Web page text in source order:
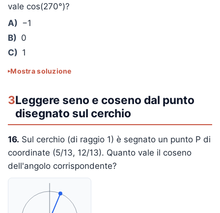
vale cos(270°)?
A) −1
B) 0
C) 1
Mostra soluzione
3Leggere seno e coseno dal punto
disegnato sul cerchio
16. Sul cerchio (di raggio 1) è segnato un punto P di
coordinate (5/13, 12/13). Quanto vale il coseno
dell'angolo corrispondente?